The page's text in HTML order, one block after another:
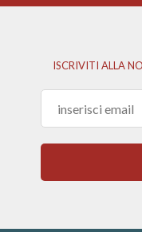
ISCRIVITI ALLA